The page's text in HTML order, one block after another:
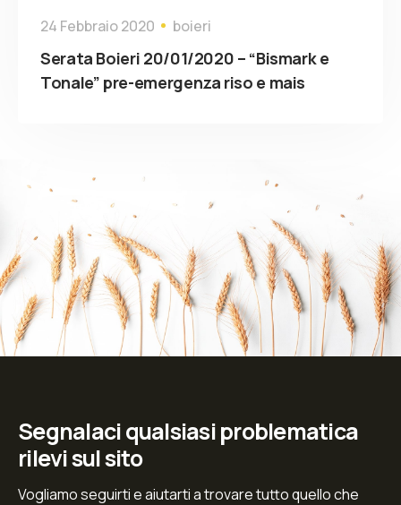
24 Febbraio 2020 boieri
Serata Boieri 20/01/2020 – “Bismark e
Tonale” pre-emergenza riso e mais
Segnalaci qualsiasi problematica
rilevi sul sito
Vogliamo seguirti e aiutarti a trovare tutto quello che